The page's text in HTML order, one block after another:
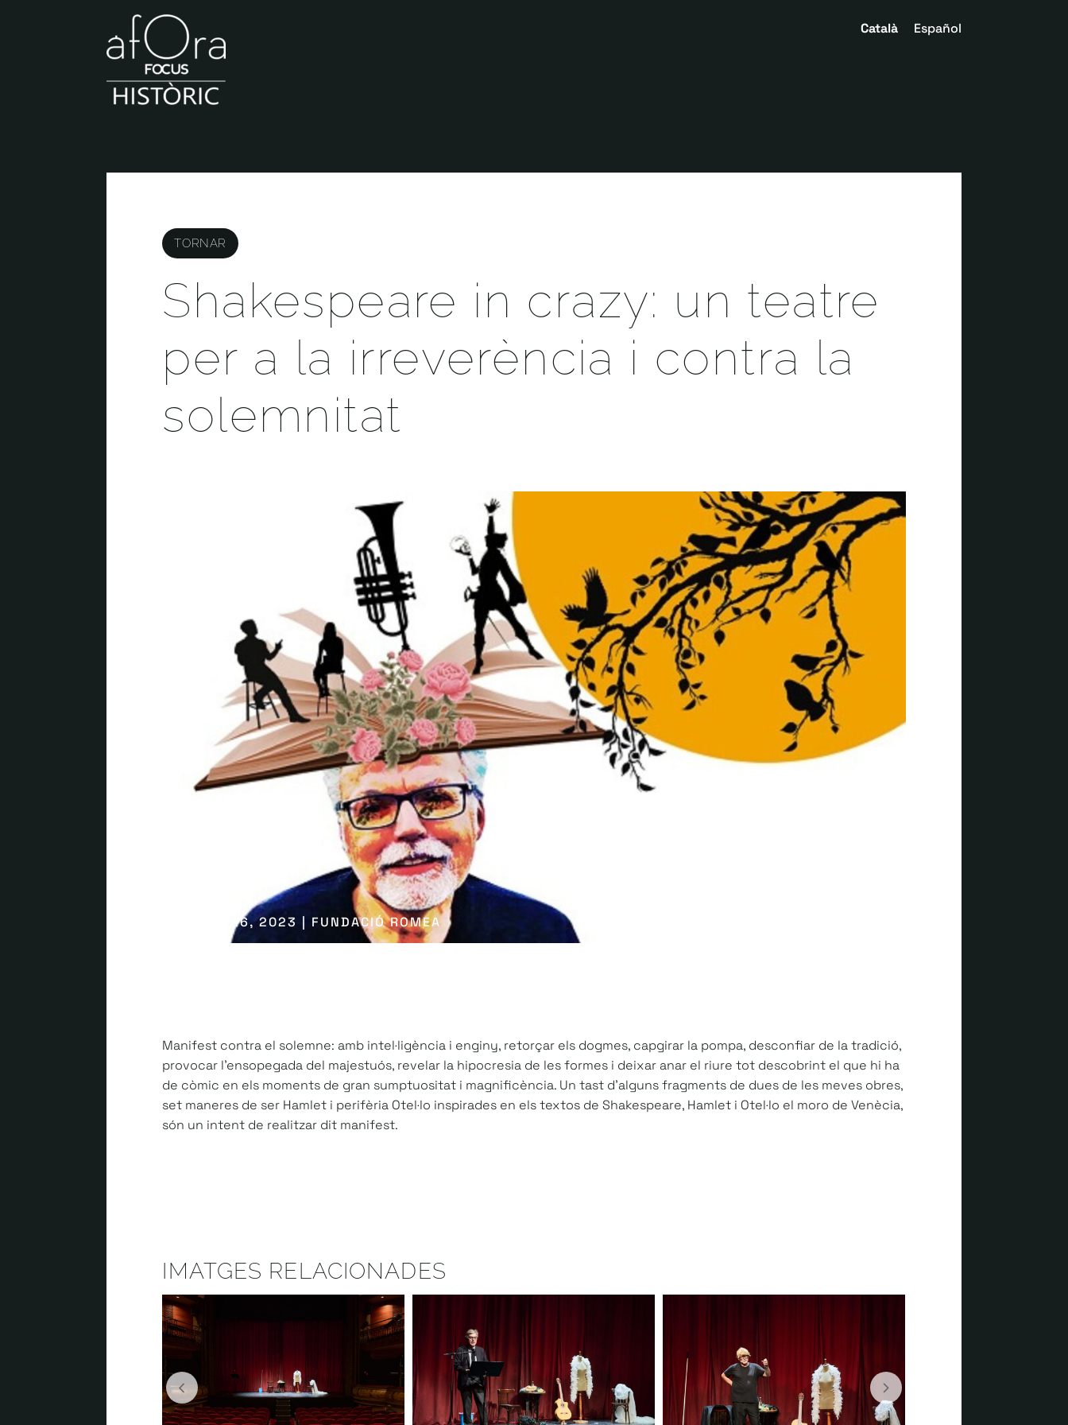
Català Español
TORNAR
Shakespeare in crazy: un teatre
per a la irreverència i contra la
solemnitat
OCTUBRE 16, 2023 | FUNDACIÓ ROMEA
Manifest contra el solemne: amb intel·ligència i enginy, retorçar els dogmes, capgirar la pompa, desconfiar de la tradició,
provocar l’ensopegada del majestuós, revelar la hipocresia de les formes i deixar anar el riure tot descobrint el que hi ha
de còmic en els moments de gran sumptuositat i magnificència. Un tast d’alguns fragments de dues de les meves obres,
set maneres de ser Hamlet i perifèria Otel·lo inspirades en els textos de Shakespeare, Hamlet i Otel·lo el moro de Venècia,
són un intent de realitzar dit manifest.
IMATGES RELACIONADES